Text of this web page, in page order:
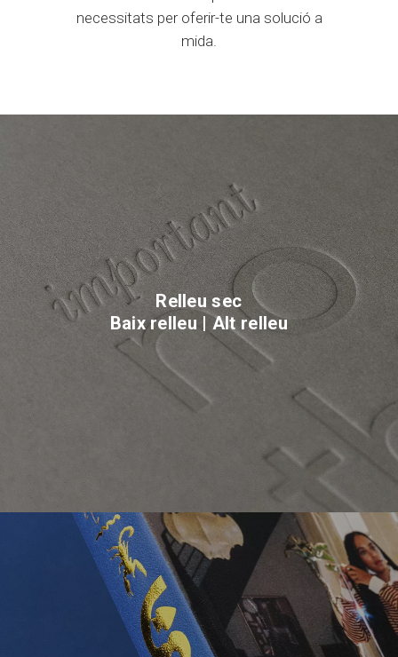
necessitats per oferir-te una solució a
mida.
Relleu sec
Baix relleu | Alt relleu